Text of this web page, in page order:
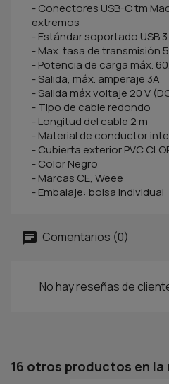
- Conectores USB-C tm
extremos
- Estándar soportado USB
- Max. tasa de transmisión
- Potencia de carga máx.
- Salida, máx. amperaje 3A
- Salida máx voltaje 20 V
- Tipo de cable redondo
- Longitud del cable 2 m
- Material de conductor
- Cubierta exterior PVC
- Color Negro
- Marcas CE, Weee
- Embalaje: bolsa individual
Comentarios (0)
No hay reseñas de
16 otros productos en